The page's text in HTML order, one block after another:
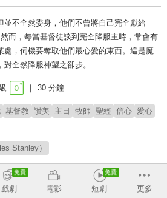
並不全然委身，他們不曾將自己完全獻給
而，每當基督徒談到完全降服主時，常會有
處，伺機要奪取他們最心愛的東西。這是魔
全然降服神望之卻步。
30 分鐘
基督教 讚美 主日 牧師 聖經 信心 愛心
Stanley）
戲劇 電影 短劇 更多